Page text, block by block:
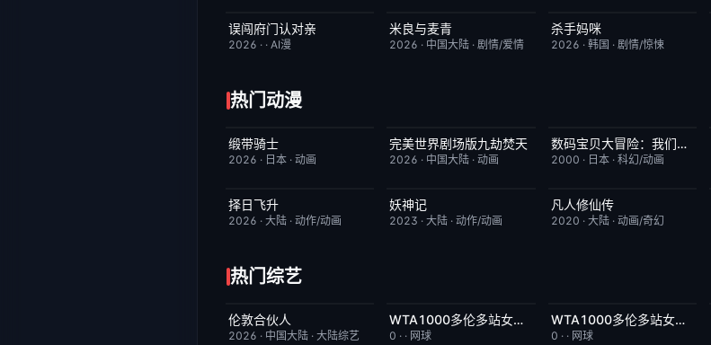
完结
误闯府门认对亲
2026 · · AI漫
更新至第15集
米良与麦青
2026 · 中国大陆 ·剧情/爱情
更新至第03集
杀手妈咪
2026 · 韩国 · 剧情/惊悚
热门动漫
HD中字
缎带骑士
2026 · 日本 · 动画
HD国语 10.0
完美世界剧场版九劫焚天
2026 · 中国大陆 ·动画
今日更新 8.9数码宝贝大冒险：我们的战争游戏！
2000 · 日本· 科幻/动画
更新至第6集
择日飞升
2026 · 大陆 · 动作/动画
更新至第441集
妖神记
2023 ·大陆 ·动作/动画
更新至第186集
凡人修仙传
2020 · 大陆· 动画/奇幻
热门综艺
今日更新
伦敦合伙人
2026 · 中国大陆 · 大陆综艺
今日更新 5.0
WTA1000多伦多站女单第二轮：扎拉祖阿VS费尔南德斯
0 · · 网球
今日更新 5.0
WTA1000多伦多站女单第二轮：帕克斯VS伊埃拉
0 · · 网球